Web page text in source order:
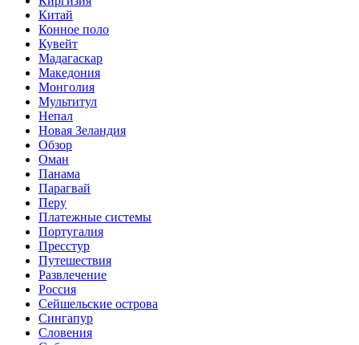
Китай
Конное поло
Кувейт
Мадагаскар
Македония
Монголия
Мультитул
Непал
Новая Зеландия
Обзор
Оман
Панама
Парагвай
Перу
Платежные системы
Португалия
Пресстур
Путешествия
Развлечение
Россия
Сейшельские острова
Сингапур
Словения